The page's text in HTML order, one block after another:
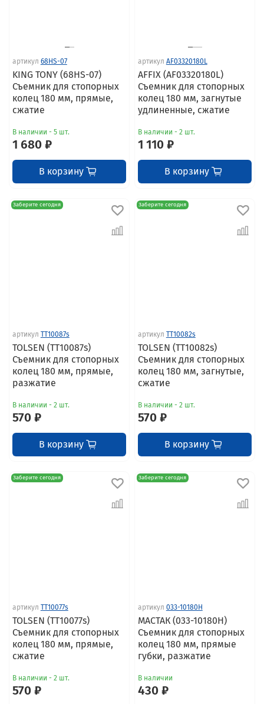
артикул 68HS-07
KING TONY (68HS-07)
Съемник для стопорных
колец 180 мм, прямые,
сжатие
В наличии - 5 шт.
1 680 ₽
В корзину
артикул AF03320180L
AFFIX (AF03320180L)
Съемник для стопорных
колец 180 мм, загнутые
удлиненные, сжатие
В наличии - 2 шт.
1 110 ₽
В корзину
Заберите сегодня
артикул TT10087s
TOLSEN (TT10087s)
Съемник для стопорных
колец 180 мм, прямые,
разжатие
В наличии - 2 шт.
570 ₽
В корзину
Заберите сегодня
артикул TT10082s
TOLSEN (TT10082s)
Съемник для стопорных
колец 180 мм, загнутые,
сжатие
В наличии - 2 шт.
570 ₽
В корзину
Заберите сегодня
артикул TT10077s
TOLSEN (TT10077s)
Съемник для стопорных
колец 180 мм, прямые,
сжатие
В наличии - 2 шт.
570 ₽
Заберите сегодня
артикул 033-10180H
МАСТАК (033-10180H)
Съемник для стопорных
колец 180 мм, прямые
губки, разжатие
В наличии
430 ₽